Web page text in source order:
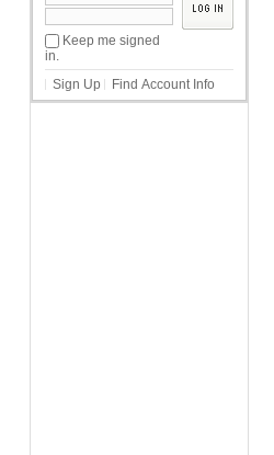
Keep me signed
in.
Sign Up
Find Account Info
스케치북5